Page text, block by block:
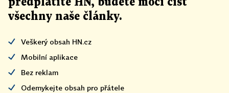
předplatíte HN, budete moci číst
všechny naše články.
Veškerý obsah HN.cz
Mobilní aplikace
Bez reklam
Odemykejte obsah pro přátele